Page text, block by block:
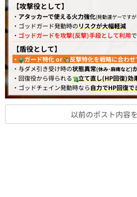
【攻撃役として】
・ アタッカーで使える火力強化(発動運ゲーです
・ゴッドガード発動時のリスクが大幅軽減
・ ゴッドガードを攻撃(反撃)手段として利用
【盾役として】
・ ガード特化 or
反撃特化を戦略に合わ
・与ダメ引き受け時の状態異常(休み･麻痺など)
・回復役から得られる
立て直し(HP回復)効
・ゴッドチェイン発動時なら自力でHP回復で
以前のポスト内容